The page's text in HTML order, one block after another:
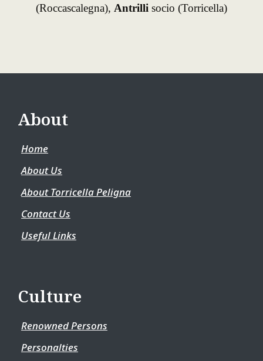
(Roccascalegna), Antrilli socio (Torricella)
About
Home
About Us
About Torricella Peligna
Contact Us
Useful Links
Culture
Renowned Persons
Personalties